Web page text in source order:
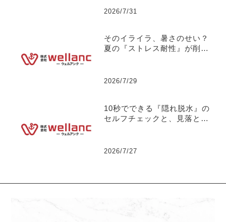
り言】No.130
2026/7/31
そのイライラ、暑さのせい？
夏の『ストレス耐性』が削ら
2026/7/29
10秒でできる『隠れ脱水』の
セルフチェックと、見落とし
2026/7/27